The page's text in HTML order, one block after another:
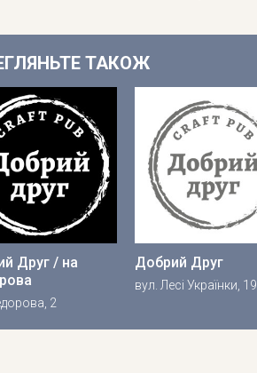
ТАКОЖ
Друг / на
2
Добрий Друг
вул. Лесі Українки, 19